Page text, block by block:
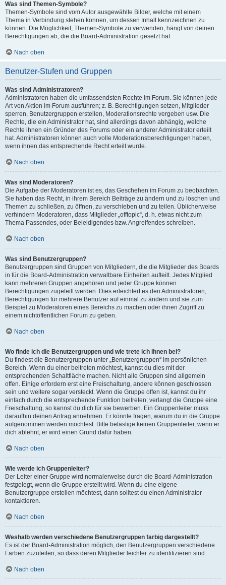
Was sind Themen-Symbole?
Themen-Symbole sind vom Autor ausgewählte Bilder, welche mit einem
Thema in Verbindung stehen können, um dessen Inhalt kennzeichnen zu
können. Die Möglichkeit, Themen-Symbole zu verwenden, hängt von deinen
Berechtigungen ab, die die Board-Administration gesetzt hat.
Nach oben
Benutzer-Stufen und Gruppen
Was sind Administratoren?
Administratoren haben die umfassendsten Rechte im Forum. Sie können jede
Art von Aktion im Forum ausführen; z. B. Berechtigungen setzen, Mitglieder
sperren, Benutzergruppen erstellen, Moderationsrechte vergeben usw. Die
Rechte, die ein Administrator hat, sind allerdings davon abhängig, welche
Rechte ihnen ein Gründer des Forums oder ein anderer Administrator erteilt
hat. Administratoren können auch volle Moderationsberechtigungen haben,
wenn ihnen das entsprechende Recht erteilt wurde.
Nach oben
Was sind Moderatoren?
Die Aufgabe der Moderatoren ist es, das Geschehen im Forum zu beobachten.
Sie haben das Recht, in ihrem Bereich Beiträge zu ändern und zu löschen und
Themen zu schließen, zu öffnen, zu verschieben und zu teilen. Üblicherweise
verhindern Moderatoren, dass Mitglieder „offtopic“, d. h. etwas nicht zum
Thema Passendes, oder Beleidigendes bzw. Angreifendes schreiben.
Nach oben
Was sind Benutzergruppen?
Benutzergruppen sind Gruppen von Mitgliedern, die die Mitglieder des Boards
in für die Board-Administration verwaltbare Einheiten aufteilt. Jedes Mitglied
kann mehreren Gruppen angehören und jeder Gruppe können
Berechtigungen zugeteilt werden. Dies erleichtert es den Administratoren,
Berechtigungen für mehrere Benutzer auf einmal zu ändern und sie zum
Beispiel zu Moderatoren eines Bereichs zu machen oder ihnen Zugriff zu
einem nichtöffentlichen Forum zu geben.
Nach oben
Wo finde ich die Benutzergruppen und wie trete ich ihnen bei?
Du findest die Benutzergruppen unter „Benutzergruppen“ im persönlichen
Bereich. Wenn du einer beitreten möchtest, kannst du dies mit der
entsprechenden Schaltfläche machen. Nicht alle Gruppen sind allgemein
offen. Einige erfordern erst eine Freischaltung, andere können geschlossen
sein und weitere sogar versteckt. Wenn die Gruppe offen ist, kannst du ihr
einfach durch die entsprechende Funktion beitreten; verlangt die Gruppe eine
Freischaltung, so kannst du dich für sie bewerben. Ein Gruppenleiter muss
daraufhin deinen Antrag annehmen. Er könnte fragen, warum du in die Gruppe
aufgenommen werden möchtest. Bitte belästige keinen Gruppenleiter, wenn er
dich ablehnt, er wird einen Grund dafür haben.
Nach oben
Wie werde ich Gruppenleiter?
Der Leiter einer Gruppe wird normalerweise durch die Board-Administration
festgelegt, wenn die Gruppe erstellt wird. Wenn du eine eigene
Benutzergruppe erstellen möchtest, dann solltest du einen Administrator
kontaktieren.
Nach oben
Weshalb werden verschiedene Benutzergruppen farbig dargestellt?
Es ist der Board-Administration möglich, den Benutzergruppen verschiedene
Farben zuzuteilen, so dass deren Mitglieder leichter zu identifizieren sind.
Nach oben